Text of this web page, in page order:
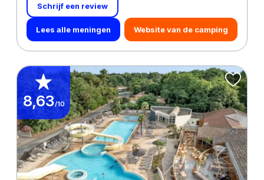
Schrijf een review
Lees alle meningen Website van de camping
8,63/10